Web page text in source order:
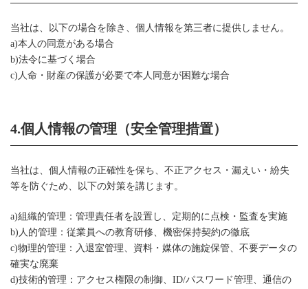
当社は、以下の場合を除き、個人情報を第三者に提供しません。
a)本人の同意がある場合
b)法令に基づく場合
c)人命・財産の保護が必要で本人同意が困難な場合
4.個人情報の管理（安全管理措置）
当社は、個人情報の正確性を保ち、不正アクセス・漏えい・紛失
等を防ぐため、以下の対策を講じます。
a)組織的管理：管理責任者を設置し、定期的に点検・監査を実施
b)人的管理：従業員への教育研修、機密保持契約の徹底
c)物理的管理：入退室管理、資料・媒体の施錠保管、不要データの
確実な廃棄
d)技術的管理：アクセス権限の制御、ID/パスワード管理、通信の